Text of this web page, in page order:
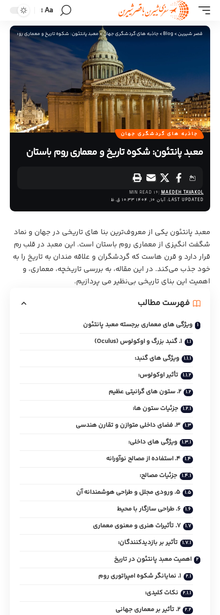
Aa
قصر شیرین>
Blog
>جاذبه های گردشگری جهان>معبد پانتئون: شکوه تاریخ و معماری روم باستان
جاذبه های گردشگری جهان
معبد پانتئون: شکوه تاریخ و معماری روم باستان
LAST UPDATED: آبان 10, 1404 10:33 ق.ظ
MAEDEH TAVAKOL
16 MIN READ
معبد پانتئون یکی از معروف‌ترین بنا های تاریخی در جهان و نماد
شگفت‌ انگیزی از معماری روم باستان است. این معبد در قلب رم
قرار دارد و قرن‌ هاست که گردشگران و علاقه‌ مندان به تاریخ را به
خود جذب می‌کند. در این مقاله، به بررسی تاریخچه، معماری، و
اهمیت این بنای تاریخی بی‌نظیر می‌ پردازیم.
فهرست مطالب
ویژگی‌ های معماری برجسته معبد پانتئون
1. گنبد بزرگ و اوکولوس (Oculus)
ویژگی‌ های گنبد:
تأثیر اوکولوس:
2. ستون‌ های گرانیتی عظیم
جزئیات ستون‌ ها:
3. فضای داخلی متوازن و تقارن هندسی
ویژگی‌ های داخلی:
4. استفاده از مصالح نوآورانه
جزئیات مصالح:
5. ورودی مجلل و طراحی هوشمندانه آن
6. طراحی سازگار با محیط
7. تأثیرات هنری و معنوی معماری
تأثیر بر بازدیدکنندگان:
اهمیت معبد پانتئون در تاریخ
1. نمایانگر شکوه امپراتوری روم
نکات کلیدی:
2. تأثیر بر معماری جهانی